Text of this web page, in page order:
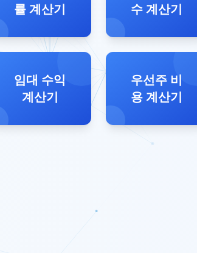
률 계산기
수 계산기
임대 수익
계산기
우선주 비
용 계산기